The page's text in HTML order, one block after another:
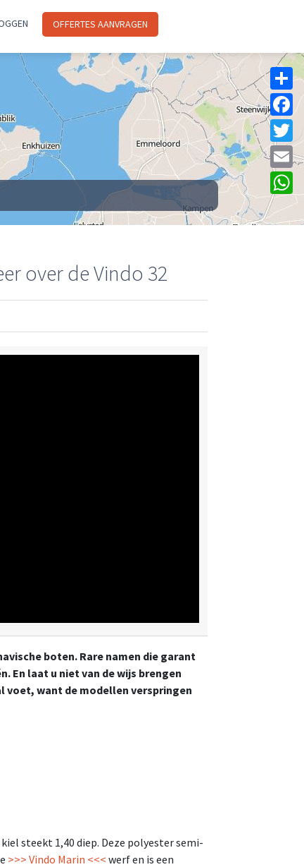
OFFERTES AANVRAGEN
over de Vindo 32
boten. Rare namen die garant
En laat u niet van de wijs brengen
voet, want de modellen verspringen
steekt 1,40 diep. Deze polyester semi-
>>> Vindo Marin <<< werf en is een